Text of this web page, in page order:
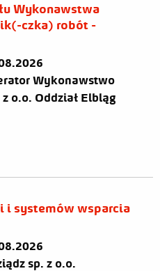
Wykonawstwa
czka) robót -
Wykonawstwo
o.o. Oddział Elbląg
i systemów wsparcia
sp. z o.o.